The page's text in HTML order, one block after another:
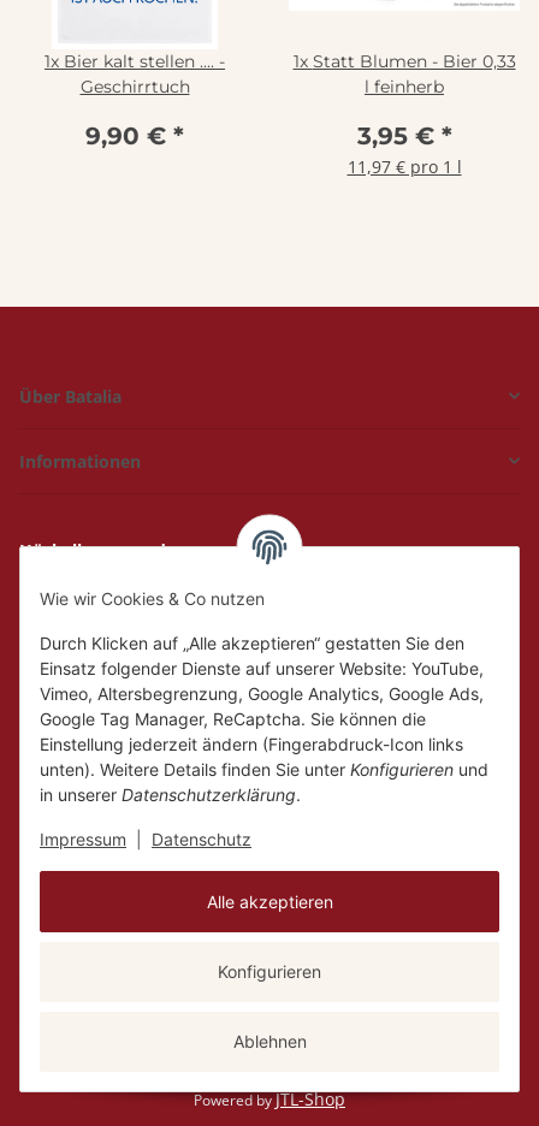
Alle akzeptieren
Konfigurieren
Ablehnen
Wie wir Cookies & Co nutzen
Durch Klicken auf „Alle akzeptieren“ gestatten Sie den
Einsatz folgender Dienste auf unserer Website: YouTube,
Vimeo, Altersbegrenzung, Google Analytics, Google Ads,
Google Tag Manager, ReCaptcha. Sie können die
Einstellung jederzeit ändern (Fingerabdruck-Icon links
unten). Weitere Details finden Sie unter Konfigurieren und
in unserer Datenschutzerklärung.
Impressum Datenschutz
1x Bier kalt stellen .... -
Geschirrtuch
9,90 € *
1x Statt Blumen - Bier 0,33
l feinherb
3,95 € *
11,97 € pro 1 l
Über Batalia
Informationen
Hückelhoven und
Mo.
Ruhetag
Di. - Fr.
10:00 - 18:00
10:00 - 14:00
* Alle Preise inkl. gesetzlicher USt., zzgl.Versand
Powered byJTL-Shop